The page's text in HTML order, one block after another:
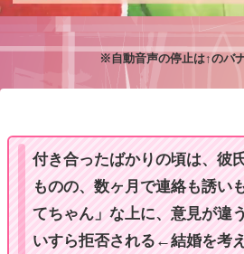
※自動音声の停止は↑のバ
付き合ったばかりの頃は、彼
ものの、数ヶ月で連絡も誘い
てちゃん」な上に、意見が違
いすら拒否される←結婚を考